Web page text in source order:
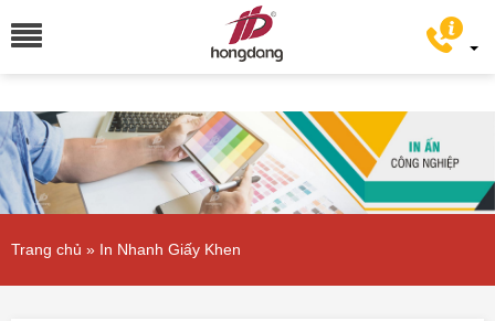
Trang chủ » In Nhanh Giấy Khen